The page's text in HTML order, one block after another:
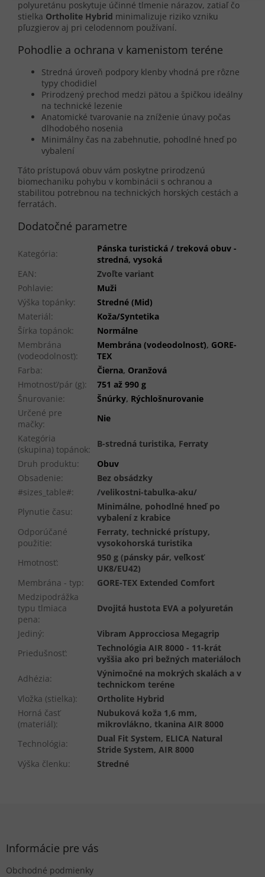
polyuretánu poskytuje účinné tlmenie nárazov, zatiaľ čo
stielka Ortholite Hybrid minimalizuje riziko vzniku
pľuzgierov aj pri celodennom používaní.
Pohodlie a ochrana v kamenistom teréne
Stredná úroveň podpory klenby vhodná pre rôzne
typy chodidiel
Prirodzený prechod medzi pätou a špičkou ideálny
na technické lezenie
Anatomické tvarovanie na zníženie únavy počas
dlhodobého nosenia
Minimálny čas na zabehnutie, pohodlné hneď po
vybalení
Táto prístupová obuv vám poskytne prirodzenú
biomechaniku pohybu v kombinácii s ochranou a
stabilitou potrebnou na technických horských cestách a
ferratách.
Dodatočné parametre
Kategória:
Pánska turistická / treková obuv -
stredná, vysoká
EAN:
Zvoľte variant
Pohlavie:
Muži
Výška topánky:
Stredné (Mid)
Materiál:
Koža/Syntetika
Šírka topánok:
Normálne
Membrána
(vodeodolnosť):
Membrána (vodeodolnosť), GORE-
TEX
Farba: Čierna, Oranžová
Hmotnosť/pár (g):
751 až 990 g
Šnurovanie: Šnúrky, Rýchlošnurovanie
Určené pre
mačky:
Nie
Kategória
(skupina) topánok:
B-stredná turistika, Ferraty
Druh produktu:
Obuv
Obsadenie:
Bez obsádzky
#sizes_table#:
/velikostni-tabulka-aku/
Plynutie času:
Minimálne, pohodlné hneď po
vybalení z krabice
Odporúčané
použitie:
Ferraty, technické prístupy,
vysokohorská turistika
Hmotnosť:
950 g (pánsky pár, veľkosť
UK8/EU42)
Membrána - typ:
GORE-TEX Extended Comfort
Medzipodrážka
typu tlmiaca
pena:
Dvojitá hustota EVA a polyuretán
Jediný:
Vibram Approcciosa Megagrip
Priedušnosť:
Technológia AIR 8000 - 11-krát
vyššia ako pri bežných materiáloch
Adhézia:
Výnimočné na mokrých skalách a v
technickom teréne
Vložka (stielka):
Ortholite Hybrid
Horná časť
(materiál):
Nubuková koža 1,6 mm,
mikrovlákno, tkanina AIR 8000
Technológia:
Dual Fit System, ELICA Natural
Stride System, AIR 8000
Výška členku: Stredné
Informácie pre vás
Obchodné podmienky